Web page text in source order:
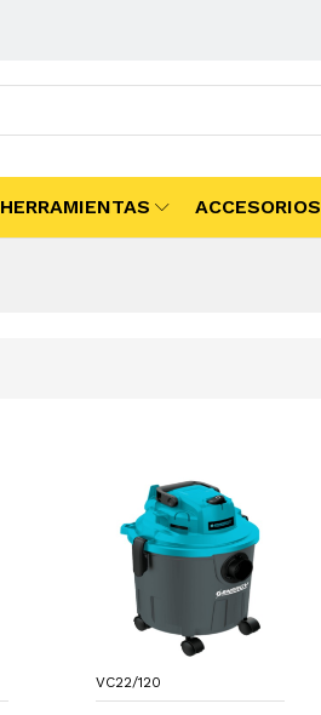
HERRAMIENTAS ACCESORIOS
VC22/120